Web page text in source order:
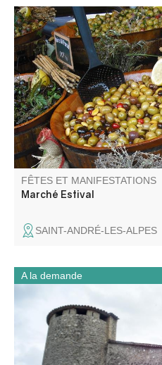
A l'occasion du passage du
marché du samedi se
FÊTES ET MANIFESTATIONS
Marché Estival
SAINT-ANDRÉ-LES-ALPES
d’une visite flash guidée
court, l’église et la chapelle
architecture, leurs œuvres et
A la demande